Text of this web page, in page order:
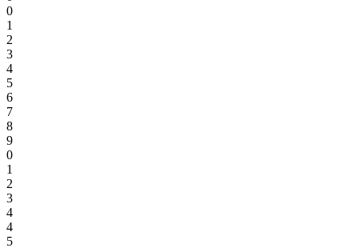
0
1
2
3
4
5
6
7
8
9
0
1
2
3
4
4
5